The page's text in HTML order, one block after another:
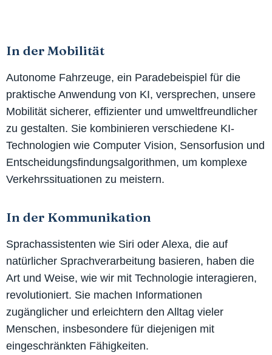
In der Mobilität
Autonome Fahrzeuge, ein Paradebeispiel für die
praktische Anwendung von KI, versprechen, unsere
Mobilität sicherer, effizienter und umweltfreundlicher
zu gestalten. Sie kombinieren verschiedene KI-
Technologien wie Computer Vision, Sensorfusion und
Entscheidungsfindungsalgorithmen, um komplexe
Verkehrssituationen zu meistern.
In der Kommunikation
Sprachassistenten wie Siri oder Alexa, die auf
natürlicher Sprachverarbeitung basieren, haben die
Art und Weise, wie wir mit Technologie interagieren,
revolutioniert. Sie machen Informationen
zugänglicher und erleichtern den Alltag vieler
Menschen, insbesondere für diejenigen mit
eingeschränkten Fähigkeiten.